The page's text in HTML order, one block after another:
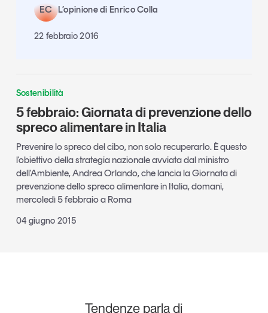
EC L’opinione di Enrico Colla
22 febbraio 2016
Sostenibilità
5 febbraio: Giornata di prevenzione dello
spreco alimentare in Italia
Prevenire lo spreco del cibo, non solo recuperarlo. È questo
l'obiettivo della strategia nazionale avviata dal ministro
dell'Ambiente, Andrea Orlando, che lancia la Giornata di
prevenzione dello spreco alimentare in Italia, domani,
mercoledì 5 febbraio a Roma
04 giugno 2015
Tendenze parla di